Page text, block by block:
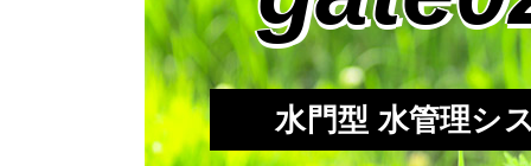
水門型 水管理シ